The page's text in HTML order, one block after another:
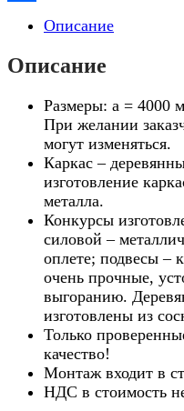
Описание
Описание
Размеры: а = 4000
При желании
могут изменяться.
Каркас –
изготовление
металла.
Конкурсы
силовой –
оплете; подвесы –
очень прочные,
выгоранию.
изготовлены из
Только
качество!
Монтаж входит в
НДС в стоимость